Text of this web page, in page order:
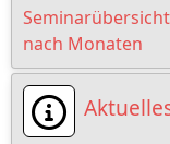
Loading
Loading
Seminarübersicht
nach Monaten